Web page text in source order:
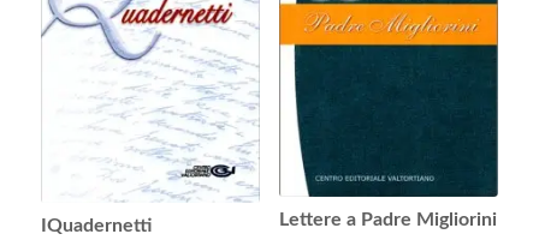
IQuadernetti Lettere a Padre Migliorini